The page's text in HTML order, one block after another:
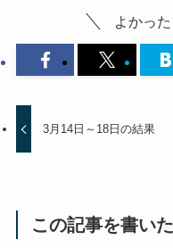
よかっ
3月14日～18日の結果
この記事を書い